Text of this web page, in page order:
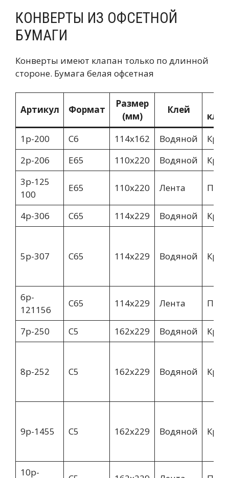
КОНВЕРТЫ ИЗ ОФСЕТНОЙ
БУМАГИ
Конверты имеют клапан только по длинной
стороне. Бумага белая офсетная
Артикул Формат
Размер
(мм)
Клей
1p-200
С6 114х162 Водяной
2p-206
E65 110х220 Водяной
3p-125
100
Е65 110х220 Лента
4p-306 C65 114х229 Водяной
5p-307 С65 114х229 Водяной
6p-
121156
C65 114х229 Лента
7p-250 C5 162х229 Водяной
8p-252 C5 162х229 Водяной
9p-1455 С5 162х229 Водяной
10p-